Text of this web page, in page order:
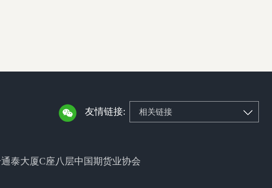
友情链接: 相关链接
泰大厦C座八层中国期货业协会